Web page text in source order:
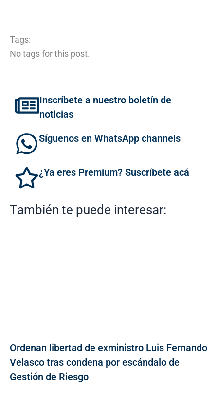
Tags:
No tags for this post.
Inscríbete a nuestro boletín de
noticias
Síguenos en WhatsApp channels
¿Ya eres Premium? Suscríbete acá
También te puede interesar:
Ordenan libertad de exministro Luis Fernando
Velasco tras condena por escándalo de
Gestión de Riesgo